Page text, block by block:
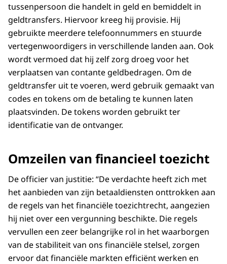
tussenpersoon die handelt in geld en bemiddelt in
geldtransfers. Hiervoor kreeg hij provisie. Hij
gebruikte meerdere telefoonnummers en stuurde
vertegenwoordigers in verschillende landen aan. Ook
wordt vermoed dat hij zelf zorg droeg voor het
verplaatsen van contante geldbedragen. Om de
geldtransfer uit te voeren, werd gebruik gemaakt van
codes en tokens om de betaling te kunnen laten
plaatsvinden. De tokens worden gebruikt ter
identificatie van de ontvanger.
Omzeilen van financieel toezicht
De officier van justitie: “De verdachte heeft zich met
het aanbieden van zijn betaaldiensten onttrokken aan
de regels van het financiële toezichtrecht, aangezien
hij niet over een vergunning beschikte. Die regels
vervullen een zeer belangrijke rol in het waarborgen
van de stabiliteit van ons financiële stelsel, zorgen
ervoor dat financiële markten efficiënt werken en